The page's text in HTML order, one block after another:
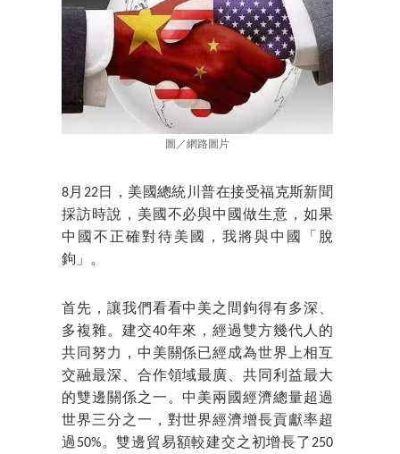
圖／網路圖片
8月22日，美國總統川普在接受福克斯新聞
採訪時說，美國不必與中國做生意，如果
中國不正確對待美國，我將與中國「脫
鉤」。
首先，讓我們看看中美之間鉤得有多深、
多複雜。建交40年來，經過雙方幾代人的
共同努力，中美關係已經成為世界上相互
交融最深、合作領域最廣、共同利益最大
的雙邊關係之一。中美兩國經濟總量超過
世界三分之一，對世界經濟增長貢獻率超
過50%。雙邊貿易額較建交之初增長了250